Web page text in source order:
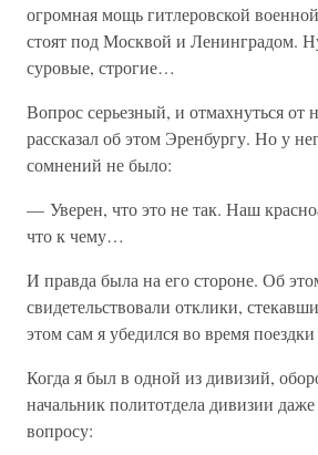
огромная мощь гитлеровской
стоят под Москвой и Ленинградом.
суровые, строгие…
Вопрос серьезный, и отмахнуться от
рассказал об этом Эренбургу. Но у
сомнений не было:
— Уверен, что это не так. Наш
что к чему…
И правда была на его стороне. Об
свидетельствовали отклики,
этом сам я убедился во время
Когда я был в одной из дивизий,
начальник политотдела дивизии
вопросу: